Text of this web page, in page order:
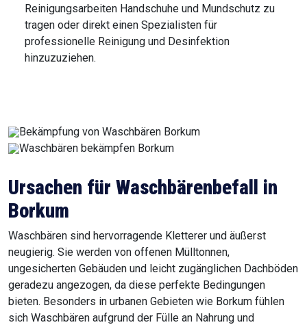
Reinigungsarbeiten Handschuhe und Mundschutz zu
tragen oder direkt einen Spezialisten für
professionelle Reinigung und Desinfektion
hinzuzuziehen.
Ursachen für Waschbärenbefall in
Borkum
Waschbären sind hervorragende Kletterer und äußerst
neugierig. Sie werden von offenen Mülltonnen,
ungesicherten Gebäuden und leicht zugänglichen Dachböden
geradezu angezogen, da diese perfekte Bedingungen
bieten. Besonders in urbanen Gebieten wie Borkum fühlen
sich Waschbären aufgrund der Fülle an Nahrung und